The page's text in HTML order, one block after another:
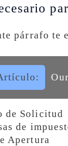
párrafo te
de Solicitud
de
Apertura